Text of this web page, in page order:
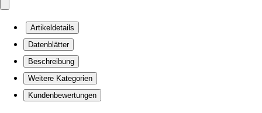
Artikeldetails
Datenblätter
Beschreibung
Weitere Kategorien
Kundenbewertungen